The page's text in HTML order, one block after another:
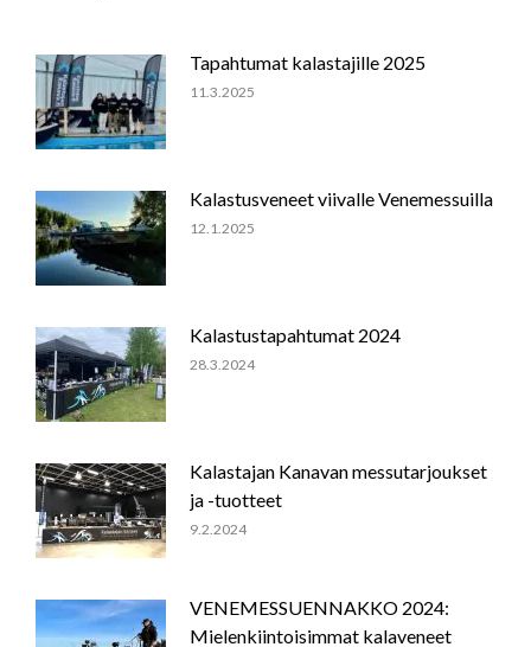
Tapahtumat kalastajille 2025
11.3.2025
Kalastusveneet viivalle Venemessuilla
12.1.2025
Kalastustapahtumat 2024
28.3.2024
Kalastajan Kanavan messutarjoukset
ja -tuotteet
9.2.2024
VENEMESSUENNAKKO 2024:
Mielenkiintoisimmat kalaveneet